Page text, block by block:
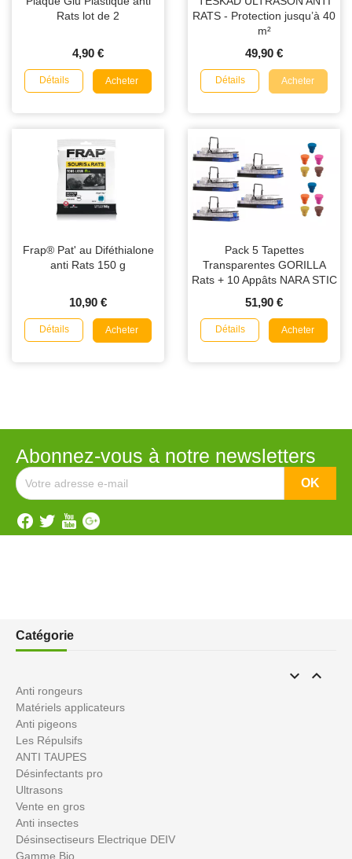
Rats lot de 2
4,90 €
Détails Acheter
RATS - Protection jusqu’à 40
m²
49,90 €
Détails Acheter
Frap® Pat' au Diféthialone
anti Rats 150 g
10,90 €
Détails Acheter
Pack 5 Tapettes
Transparentes GORILLA
Rats + 10 Appâts NARA STIC
51,90 €
Détails Acheter
Abonnez-vous à notre newsletters
Catégorie
 
Anti rongeurs
Matériels applicateurs
Anti pigeons
Les Répulsifs
ANTI TAUPES
Désinfectants pro
Ultrasons
Vente en gros
Anti insectes
Désinsectiseurs Electrique DEIV
Gamme Bio